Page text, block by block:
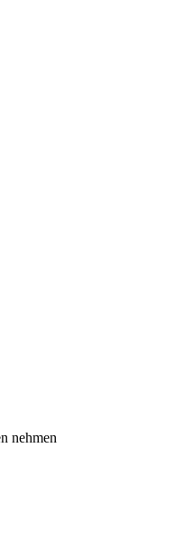
nehmen